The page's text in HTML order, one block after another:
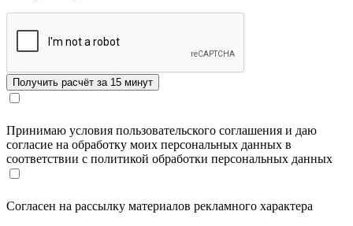
Принимаю условия пользовательского соглашения и даю
согласие на обработку моих персональных данных в
соответствии с политикой обработки персональных данных
Согласен на рассылку материалов рекламного характера